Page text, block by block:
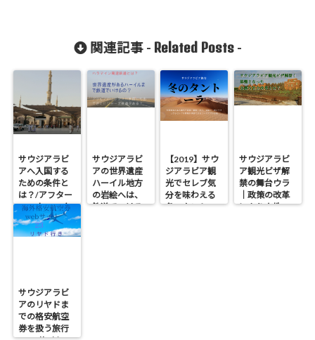
関連記事 - Related Posts-
サウジアラビ
アへ入国する
ための条件と
は？/アフター
コロナ2022年
サウジアラビ
アの世界遺産
ハーイル地方
の岩絵へは、
鉄道でいける
【2019】サウ
ジアラビア観
光でセレブ気
分を味わえる
冬のタントー
サウジアラビ
ア観光ビザ解
禁の舞台ウラ
｜政策の改革
により女性の
サウジアラビ
アのリヤドま
での格安航空
券を扱う旅行